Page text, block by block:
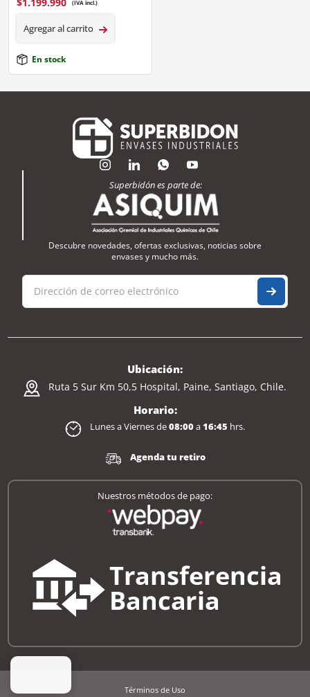
$1.199.990 (IVA incl.)
Agregar al carrito
En stock
Superbidón es parte de:
Descubre novedades, ofertas exclusivas, noticias sobre
envases y mucho más.
Ubicación:
Ruta 5 Sur Km 50,5 Hospital, Paine, Santiago, Chile.
Horario:
Lunes a Viernes de08:00a16:45 hrs.
Agenda tu retiro
Nuestros métodos de pago:
Términos de Uso